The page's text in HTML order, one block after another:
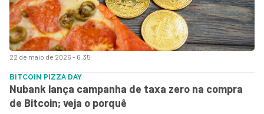
22 de maio de 2026 - 6:35
BITCOIN PIZZA DAY
Nubank lança campanha de taxa zero na compra
de Bitcoin; veja o porquê